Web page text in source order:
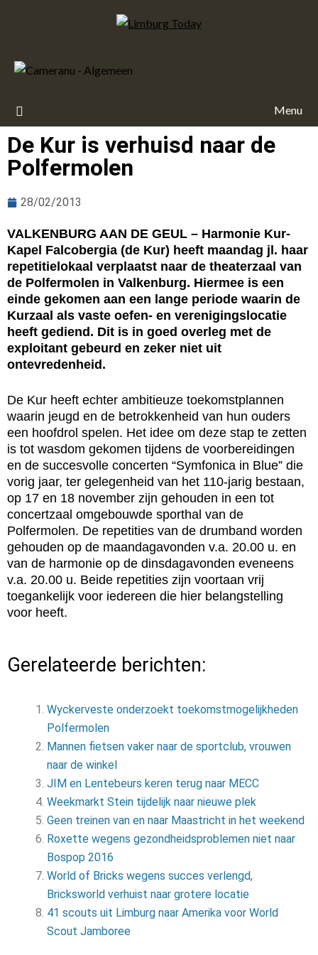
Menu
De Kur is verhuisd naar de
Polfermolen
28/02/2013
VALKENBURG AAN DE GEUL – Harmonie Kur-
Kapel Falcobergia (de Kur) heeft maandag jl. haar
repetitielokaal verplaatst naar de theaterzaal van
de Polfermolen in Valkenburg. Hiermee is een
einde gekomen aan een lange periode waarin de
Kurzaal als vaste oefen- en verenigingslocatie
heeft gediend. Dit is in goed overleg met de
exploitant gebeurd en zeker niet uit
ontevredenheid.
De Kur heeft echter ambitieuze toekomstplannen
waarin jeugd en de betrokkenheid van hun ouders
een hoofdrol spelen. Het idee om deze stap te zetten
is tot wasdom gekomen tijdens de voorbereidingen
en de succesvolle concerten “Symfonica in Blue” die
vorig jaar, ter gelegenheid van het 110-jarig bestaan,
op 17 en 18 november zijn gehouden in een tot
concertzaal omgebouwde sporthal van de
Polfermolen. De repetities van de drumband worden
gehouden op de maandagavonden v.a. 20.00 u. en
van de harmonie op de dinsdagavonden eveneens
v.a. 20.00 u. Beide repetities zijn voortaan vrij
toegankelijk voor iedereen die hier belangstelling
voor heeft.
Gerelateerde berichten:
Wyckerveste onderzoekt toekomstmogelijkheden
Polfermolen
Mannen fietsen vaker naar de sportclub, vrouwen
naar de winkel
JIM en Lentebeurs keren terug naar MECC
Weekmarkt Stein tijdelijk naar nieuwe plek
Geen treinen van en naar Maastricht in het weekend
Roxette wegens gezondheidsproblemen niet naar
Bospop 2016
World of Bricks wegens succes verlengd,
Bricksworld verhuist naar grotere locatie
41 scouts uit Limburg naar Amerika voor World
Scout Jamboree